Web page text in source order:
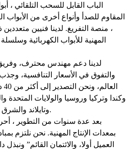
الباب القابل للسحب التلقائي ،
المقاوم للصدأ وأنواع أخرى من الأبواب
، منصة التفريغ. لدينا فنيين
لدينا دعم مهندس محترف،
والتفوق في الأسعار التنافسية،
وكندا وتركيا وروسيا والولايات المتحدة
وتايلاند والشرق الأوسط وجنوب أفريقيا.
بعد عدة سنوات من التطوير ،
بمعدات الإنتاج المهنية. نحن نلتزم
العميل أولا، والائتمان القائم”